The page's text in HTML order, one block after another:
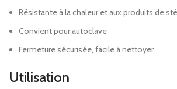
Résistante à la chaleur et aux produits de
Convient pour autoclave
Fermeture sécurisée, facile à nettoyer
Utilisation